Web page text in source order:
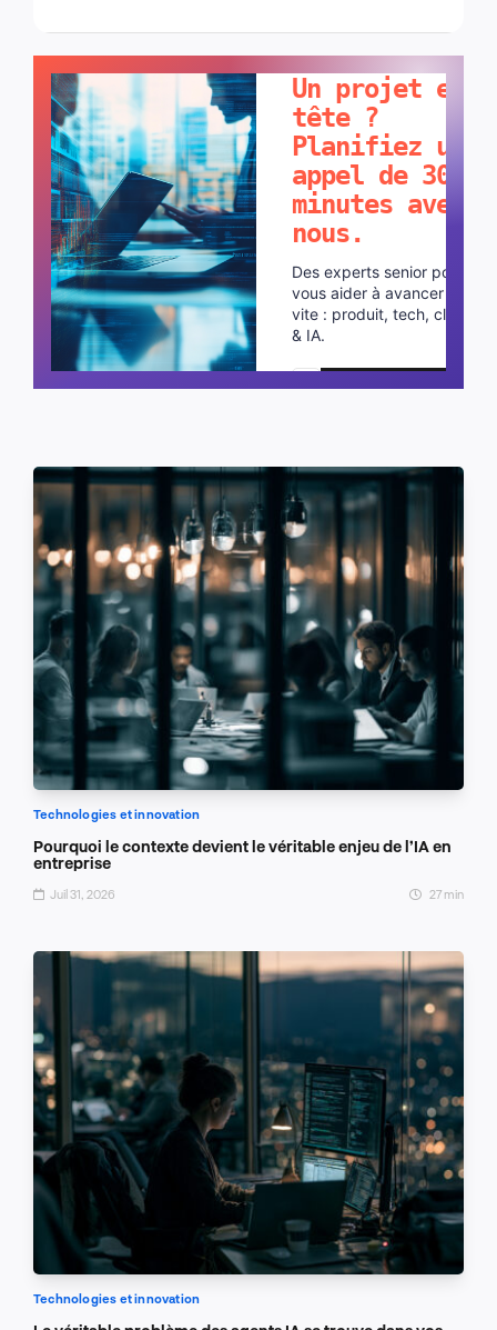
Un projet en
tête ?
Planifiez un
appel de 30
minutes avec
nous.
Des experts senior pour
vous aider à avancer plus
vite : produit, tech, cloud
& IA.
Planifier un appel
Technologies et innovation
Pourquoi le contexte devient le véritable enjeu de l’IA en
entreprise
Juil 31, 2026 27 min
Technologies et innovation